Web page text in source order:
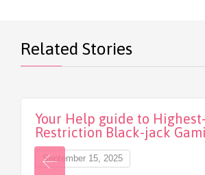
Related Stories
Your Help guide to Highest-
Restriction Black-jack
September 15, 2025